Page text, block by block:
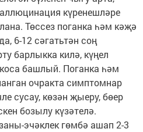
күренешләре
Төссез поганка һәм кәҗә
6-12 сәгатьтән соң
барлыкка килә, күңел
башлый. Поганка һәм
очракта симптомнар
сусау, көзән җыеру, бөер
бозылу күзәтелә.
эчәклек гөмбә ашап 2-3